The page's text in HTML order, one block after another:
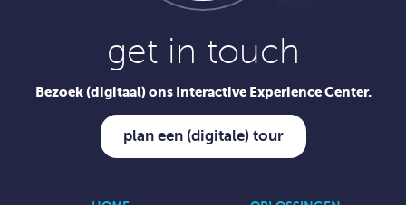
get in touch
Bezoek (digitaal) ons Interactive Experience Center.
plan een (digitale) tour